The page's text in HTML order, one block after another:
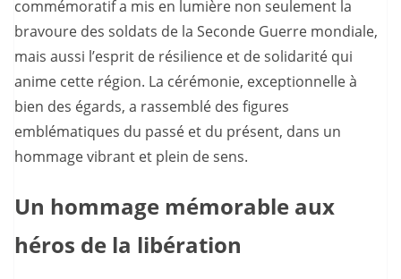
commémoratif a mis en lumière non seulement la
bravoure des soldats de la Seconde Guerre mondiale,
mais aussi l’esprit de résilience et de solidarité qui
anime cette région. La cérémonie, exceptionnelle à
bien des égards, a rassemblé des figures
emblématiques du passé et du présent, dans un
hommage vibrant et plein de sens.
Un hommage mémorable aux
héros de la libération